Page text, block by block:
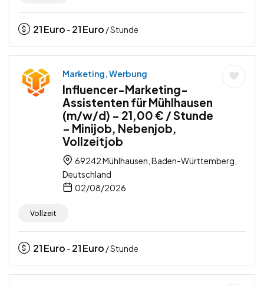
21Euro - 21Euro / Stunde
Marketing, Werbung
Influencer-Marketing-
Assistenten für Mühlhausen
(m/w/d) – 21,00 € / Stunde
– Minijob, Nebenjob,
Vollzeitjob
69242 Mühlhausen, Baden-Württemberg,
Deutschland
02/08/2026
Vollzeit
21Euro - 21Euro / Stunde